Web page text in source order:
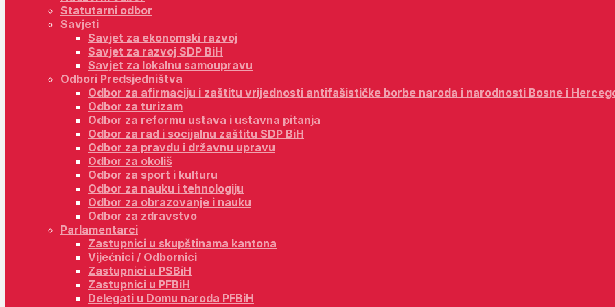
Statutarni odbor
Savjeti
Savjet za ekonomski razvoj
Savjet za razvoj SDP BiH
Savjet za lokalnu samoupravu
Odbori Predsjedništva
Odbor za afirmaciju i zaštitu vrijednosti antifašističke borbe naroda i narodnosti Bosne i
Odbor za turizam
Odbor za reformu ustava i ustavna pitanja
Odbor za rad i socijalnu zaštitu SDP BiH
Odbor za pravdu i državnu upravu
Odbor za okoliš
Odbor za sport i kulturu
Odbor za nauku i tehnologiju
Odbor za obrazovanje i nauku
Odbor za zdravstvo
Parlamentarci
Zastupnici u skupštinama kantona
Vijećnici / Odbornici
Zastupnici u PSBiH
Zastupnici u PFBiH
Delegati u Domu naroda PFBiH